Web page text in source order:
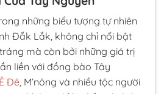
những biểu tượng tự nhiên
Đắk Lắk, không chỉ nổi bật
mà còn bởi những giá trị
liền với đồng bào Tây
Đê, M’nông và nhiều tộc người